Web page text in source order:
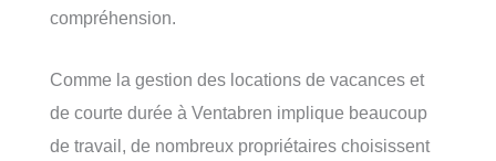
compréhension.
Comme la gestion des locations de vacances et
de courte durée à Ventabren implique beaucoup
de travail, de nombreux propriétaires choisissent